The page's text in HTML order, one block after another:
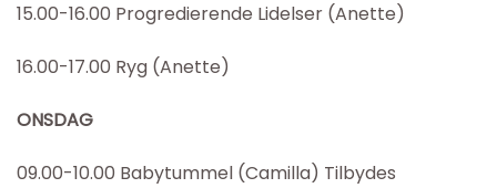
15.00-16.00 Progredierende Lidelser (Anette)
16.00-17.00 Ryg (Anette)
ONSDAG
09.00-10.00 Babytummel (Camilla) Tilbydes